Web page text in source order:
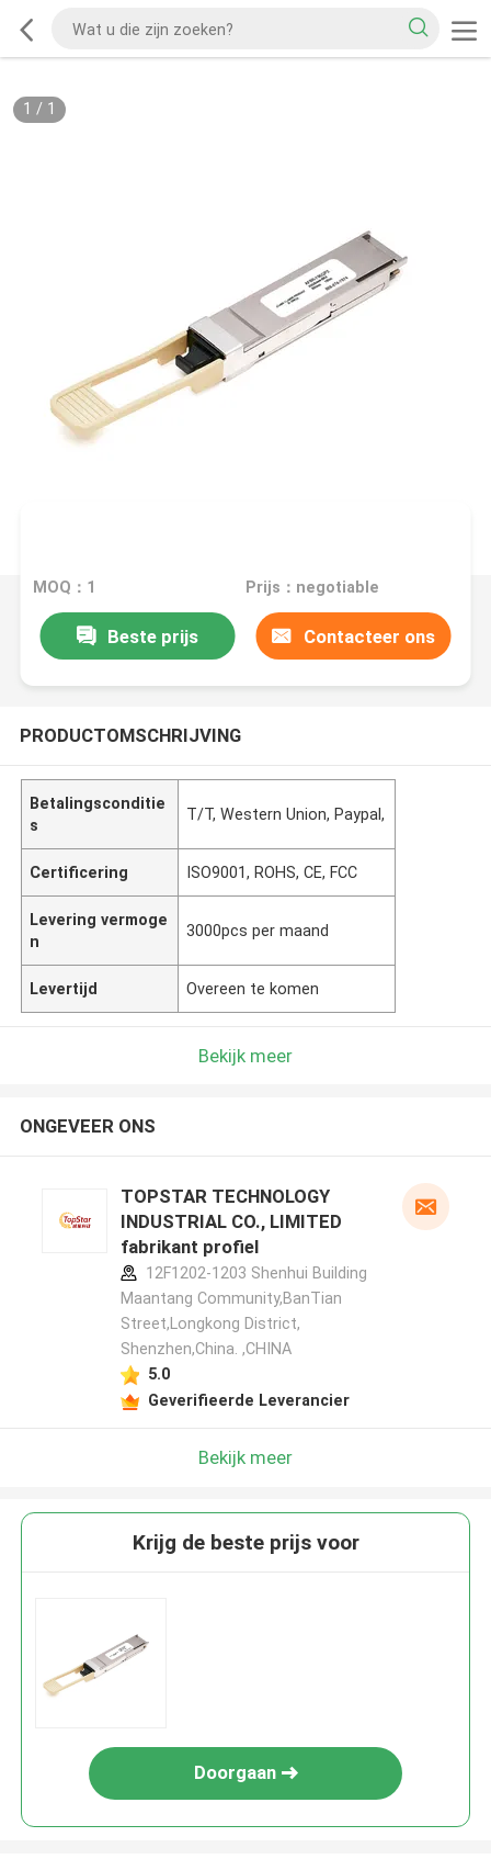
1 / 1
MOQ：1 Prijs：negotiable
Beste prijs Contacteer ons
PRODUCTOMSCHRIJVING
Betalingsconditie
s
T/T, Western Union, Paypal,
Certificering ISO9001, ROHS, CE, FCC
Levering vermoge
n
3000pcs per maand
Levertijd Overeen te komen
Bekijk meer
ONGEVEER ONS
TOPSTAR TECHNOLOGY
INDUSTRIAL CO., LIMITED
fabrikant profiel
12F1202-1203 Shenhui Building
Maantang Community,BanTian
Street,Longkong District,
Shenzhen,China. ,CHINA
5.0
Geverifieerde Leverancier
Bekijk meer
Krijg de beste prijs voor
Doorgaan